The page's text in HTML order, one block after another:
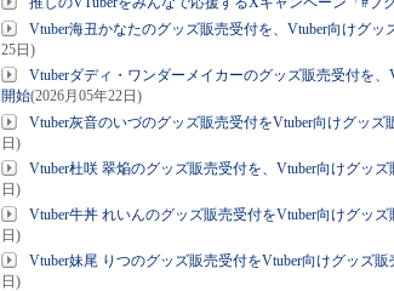
Vtuber海丑かなたのグッズ販売受付を、Vtuber向けグ
25日)
Vtuberダディ・ワンダーメイカーのグッズ販売受付を
開始(2026月05年22日)
Vtuber灰音のいづのグッズ販売受付をVtuber向けグッ
日)
Vtuber杜咲 翠焔のグッズ販売受付を、Vtuber向けグッ
日)
Vtuber牛丼 れいんのグッズ販売受付をVtuber向けグッ
日)
Vtuber妹尾 りつのグッズ販売受付をVtuber向けグッズ
日)